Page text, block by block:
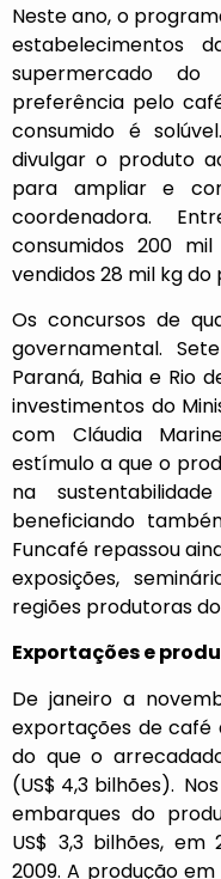
Neste ano, o
estabelecimentos
supermercado
preferência pelo
consumido é
divulgar o produto
para ampliar e
coordenadora.
consumidos 200
vendidos 28 mil kg do
Os concursos de
governamental.
Paraná, Bahia e Rio
investimentos do
com Cláudia
estímulo a que o
na
beneficiando
Funcafé repassou
exposições,
regiões produtoras
Exportações e
De janeiro a
exportações de café
do que o
(US$ 4,3 bilhões).
embarques do
US$ 3,3 bilhões,
2009. A produção